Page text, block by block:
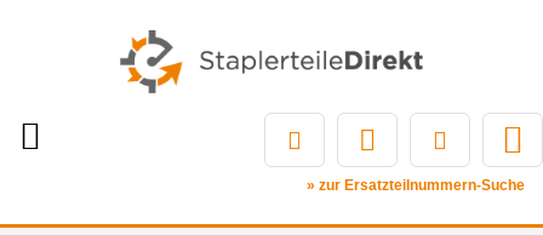
» zur Ersatzteilnummern-Suche